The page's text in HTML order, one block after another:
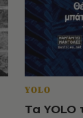
YOLO
Τα